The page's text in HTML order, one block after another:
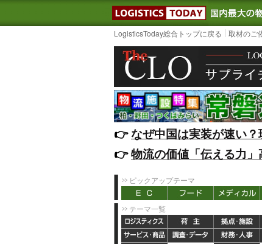
LogisticsToday総合トップに戻る 取材のご
👉️なぜ中国は実装が速い
👉️物流の価値「伝える力
ピックアップテーマ
テーマ一覧